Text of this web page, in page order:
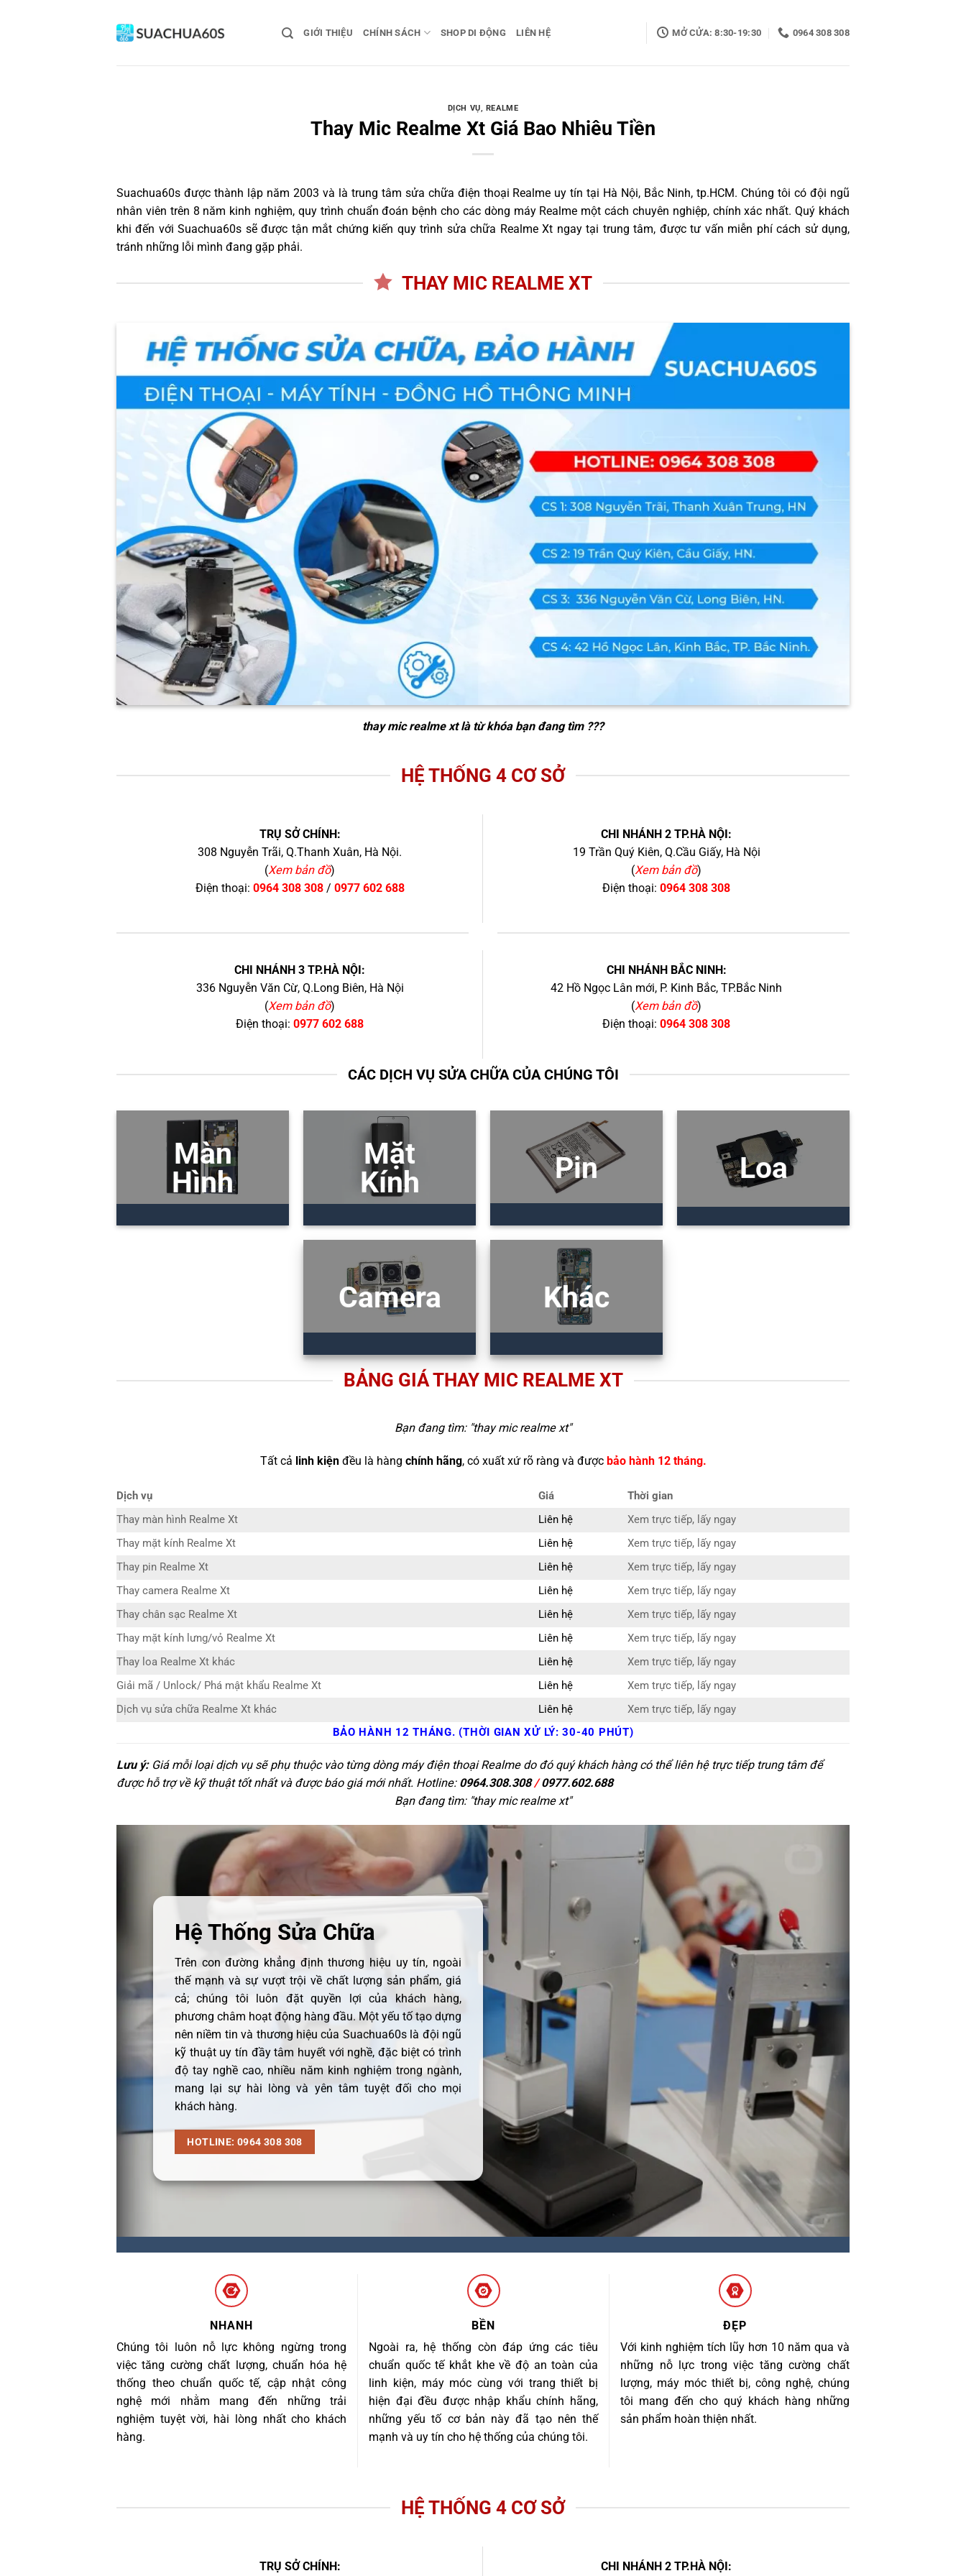
GIỚI THIỆU CHÍNH SÁCH SHOP DI ĐỘNG LIÊN HỆ MỞ CỬA: 8:30-19:30 0964 308 308
DỊCH VỤ, REALME
Thay Mic Realme Xt Giá Bao Nhiêu Tiền
Suachua60s được thành lập năm 2003 và là trung tâm sửa chữa điện thoại Realme uy tín tại Hà Nội, Bắc Ninh, tp.HCM. Chúng tôi có đội ngũ
nhân viên trên 8 năm kinh nghiệm, quy trình chuẩn đoán bệnh cho các dòng máy Realme một cách chuyên nghiệp, chính xác nhất. Quý khách
khi đến với Suachua60s sẽ được tận mắt chứng kiến quy trình sửa chữa Realme Xt ngay tại trung tâm, được tư vấn miễn phí cách sử dụng,
tránh những lỗi mình đang gặp phải.
THAY MIC REALME XT
thay mic realme xtlà từ khóa bạn đang tìm ???
HỆ THỐNG 4 CƠ SỞ
TRỤ SỞ CHÍNH:
308 Nguyễn Trãi, Q.Thanh Xuân, Hà Nội.
(Xem bản đồ)
Điện thoại: 0964 308 308/ 0977 602 688
CHI NHÁNH 2 TP.HÀ NỘI:
19 Trần Quý Kiên, Q.Cầu Giấy, Hà Nội
(Xem bản đồ)
Điện thoại: 0964 308 308
CHI NHÁNH 3 TP.HÀ NỘI:
336 Nguyễn Văn Cừ, Q.Long Biên, Hà Nội
(Xem bản đồ)
Điện thoại: 0977 602 688
CHI NHÁNH BẮC NINH:
42 Hồ Ngọc Lân mới, P. Kinh Bắc, TP.Bắc Ninh
(Xem bản đồ)
Điện thoại: 0964 308 308
CÁC DỊCH VỤ SỬA CHỮA CỦA CHÚNG TÔI
Màn
Hình
Mặt
Kính
Pin Loa
Camera Khác
BẢNG GIÁ THAY MIC REALME XT
Bạn đang tìm: "thay mic realme xt"
Tất cả linh kiệnđều là hàng chính hãng, có xuất xứ rõ ràng và được bảo hành 12 tháng.
Dịch vụ Giá
Thời gian
Thay màn hình Realme Xt
Liên hệ
Xem trực tiếp, lấy ngay
Thay mặt kính Realme Xt
Liên hệ
Xem trực tiếp, lấy ngay
Thay pin Realme Xt
Liên hệ
Xem trực tiếp, lấy ngay
Thay camera Realme Xt
Liên hệ
Xem trực tiếp, lấy ngay
Thay chân sạc Realme Xt
Liên hệ
Xem trực tiếp, lấy ngay
Thay mặt kính lưng/vỏ Realme Xt
Liên hệ
Xem trực tiếp, lấy ngay
Thay loa Realme Xt khác
Liên hệ
Xem trực tiếp, lấy ngay
Giải mã / Unlock/ Phá mật khẩu Realme Xt
Liên hệ
Xem trực tiếp, lấy ngay
Dịch vụ sửa chữa Realme Xt khác
Liên hệ
Xem trực tiếp, lấy ngay
BẢO HÀNH 12 THÁNG. (THỜI GIAN XỬ LÝ: 30-40 PHÚT)
Lưu ý:Giá mỗi loại dịch vụ sẽ phụ thuộc vào từng dòng máy điện thoại Realme do đó quý khách hàng có thể liên hệ trực tiếp trung tâm để
được hỗ trợ về kỹ thuật tốt nhất và được báo giá mới nhất. Hotline: 0964.308.308/0977.602.688
Bạn đang tìm: "thay mic realme xt"
Hệ Thống Sửa Chữa
Trên con đường khẳng định thương hiệu uy tín, ngoài
thế mạnh và sự vượt trội về chất lượng sản phẩm, giá
cả; chúng tôi luôn đặt quyền lợi của khách hàng,
phương châm hoạt động hàng đầu. Một yếu tố tạo dựng
nên niềm tin và thương hiệu của Suachua60s là đội ngũ
kỹ thuật uy tín đầy tâm huyết với nghề, đặc biệt có trình
độ tay nghề cao, nhiều năm kinh nghiệm trong ngành,
mang lại sự hài lòng và yên tâm tuyệt đối cho mọi
khách hàng.
HOTLINE: 0964 308 308
NHANH
Chúng tôi luôn nỗ lực không ngừng trong
việc tăng cường chất lượng, chuẩn hóa hệ
thống theo chuẩn quốc tế, cập nhật công
nghệ mới nhằm mang đến những trải
nghiệm tuyệt vời, hài lòng nhất cho khách
hàng.
BỀN
Ngoài ra, hệ thống còn đáp ứng các tiêu
chuẩn quốc tế khắt khe về độ an toàn của
linh kiện, máy móc cùng với trang thiết bị
hiện đại đều được nhập khẩu chính hãng,
những yếu tố cơ bản này đã tạo nên thế
mạnh và uy tín cho hệ thống của chúng tôi.
ĐẸP
Với kinh nghiệm tích lũy hơn 10 năm qua và
những nỗ lực trong việc tăng cường chất
lượng, máy móc thiết bị, công nghệ, chúng
tôi mang đến cho quý khách hàng những
sản phẩm hoàn thiện nhất.
HỆ THỐNG 4 CƠ SỞ
TRỤ SỞ CHÍNH: CHI NHÁNH 2 TP.HÀ NỘI: